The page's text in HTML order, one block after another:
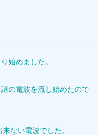
始めました。
の電波を流し始めたので
ない電波でした。